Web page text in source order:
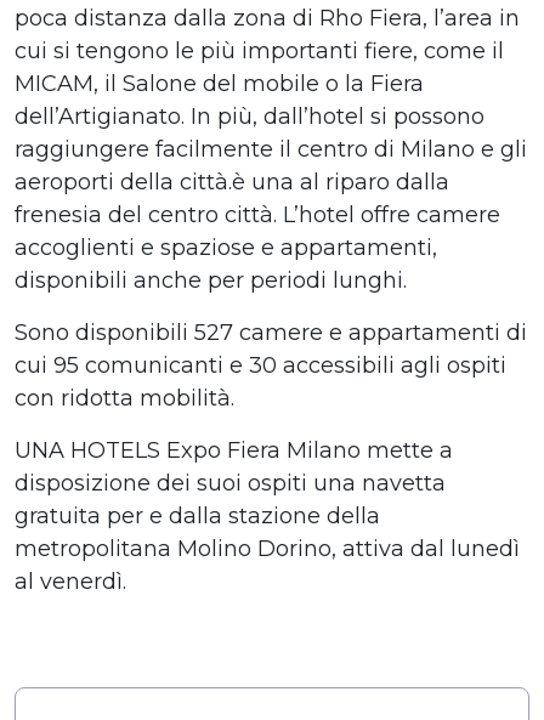
poca distanza dalla zona di Rho Fiera, l’area in
cui si tengono le più importanti fiere, come il
MICAM, il Salone del mobile o la Fiera
dell’Artigianato. In più, dall’hotel si possono
raggiungere facilmente il centro di Milano e gli
aeroporti della città.è una al riparo dalla
frenesia del centro città. L’hotel offre camere
accoglienti e spaziose e appartamenti,
disponibili anche per periodi lunghi.
Sono disponibili 527 camere e appartamenti di
cui 95 comunicanti e 30 accessibili agli ospiti
con ridotta mobilità.
UNA HOTELS Expo Fiera Milano mette a
disposizione dei suoi ospiti una navetta
gratuita per e dalla stazione della
metropolitana Molino Dorino, attiva dal lunedì
al venerdì.